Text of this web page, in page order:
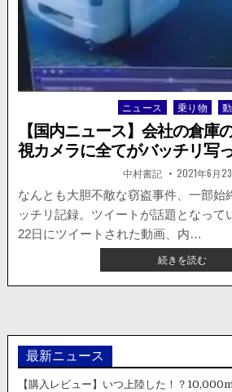
Posted
in
ニュース 乗り物
【国内ニュース】会社の倉庫
視カメラに全てがバッチリ写
著
者:
中村書記 掲
載
日：
2021年6月
なんとも大胆不敵な窃盗事件、一部始
ッチリ記録。ツイートが話題となって
22日にツイートされた動画、内…
続きを読む【国
内
ニ
ス】
社
の
最新ニュース
【購入レビュー】いつ上陸した！？